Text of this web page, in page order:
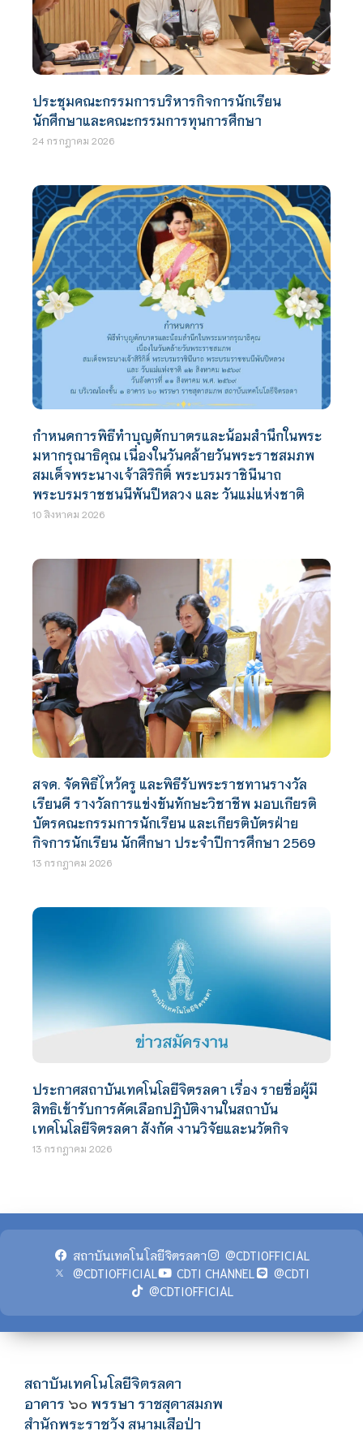
ประชุมคณะกรรมการบริหารกิจการนักเรียน
นักศึกษาและคณะกรรมการทุนการศึกษา
24 กรกฎาคม 2026
กำหนดการพิธีทำบุญตักบาตรและน้อมสำนึกในพระ
มหากรุณาธิคุณ เนื่องในวันคล้ายวันพระราชสมภพ
สมเด็จพระนางเจ้าสิริกิติ์ พระบรมราชินีนาถ
พระบรมราชชนนีพันปีหลวง และ วันแม่แห่งชาติ
10 สิงหาคม 2026
สจด. จัดพิธีไหว้ครู และพิธีรับพระราชทานรางวัล
เรียนดี รางวัลการแข่งขันทักษะวิชาชีพ มอบเกียรติ
บัตรคณะกรรมการนักเรียน และเกียรติบัตรฝ่าย
กิจการนักเรียน นักศึกษา ประจำปีการศึกษา 2569
13 กรกฎาคม 2026
ประกาศสถาบันเทคโนโลยีจิตรลดา เรื่อง รายชื่อผู้มี
สิทธิเข้ารับการคัดเลือกปฏิบัติงานในสถาบัน
เทคโนโลยีจิตรลดา สังกัด งานวิจัยและนวัตกิจ
13 กรกฎาคม 2026
สถาบันเทคโนโลยีจิตรลดา
@CDTIOFFICIAL
@CDTIOFFICIAL
CDTI CHANNEL
@CDTI
@CDTIOFFICIAL
สถาบันเทคโนโลยีจิตรลดา
อาคาร ๖๐ พรรษา ราชสุดาสมภพ
สำนักพระราชวัง สนามเสือป่า